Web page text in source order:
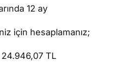
12 ay
için hesaplamanız;
24.946,07 TL